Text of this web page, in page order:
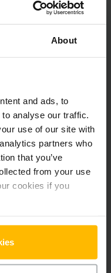
About
and ads, to
analyse our traffic.
use of our site with
partners who
that you’ve
from your use
cookies if you
mm